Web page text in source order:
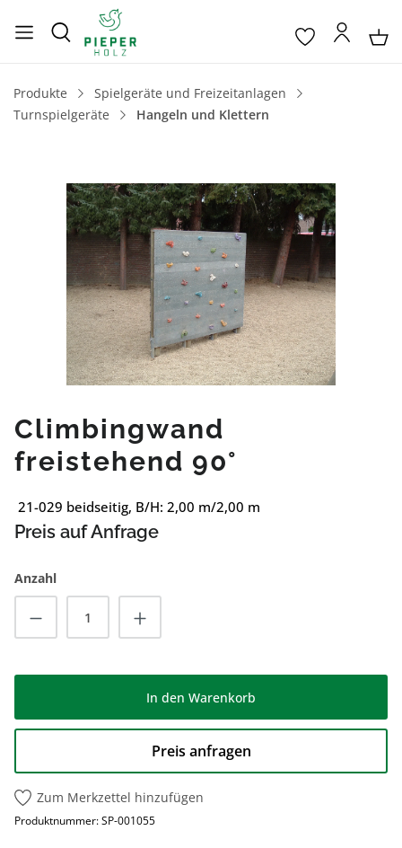
Produkte
Spielgeräte und Freizeitanlagen
Turnspielgeräte
Hangeln und Klettern
Bildergalerie überspringen
Climbingwand
freistehend 90°
21-029 beidseitig, B/H: 2,00 m/2,00 m
Preis auf Anfrage
Anzahl
Produkt Anzahl: Gib den gewünschten
In den Warenkorb
Preis anfragen
Zum Merkzettel hinzufügen
Produktnummer:SP-001055